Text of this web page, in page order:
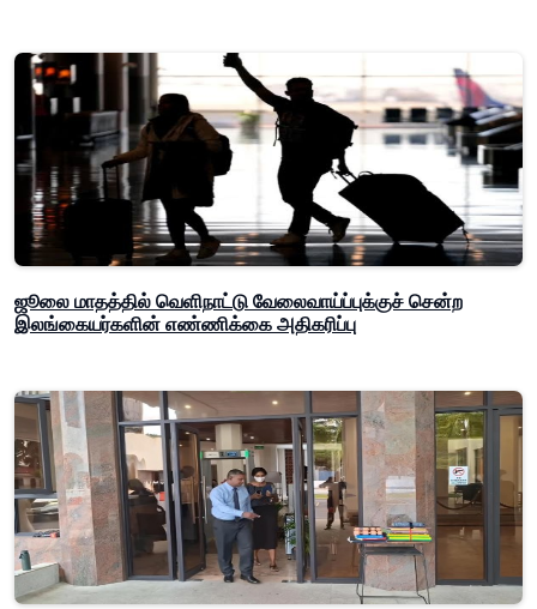
ஜூலை மாதத்தில் வெளிநாட்டு வேலைவாய்ப்புக்குச் சென்ற
இலங்கையர்களின் எண்ணிக்கை அதிகரிப்பு